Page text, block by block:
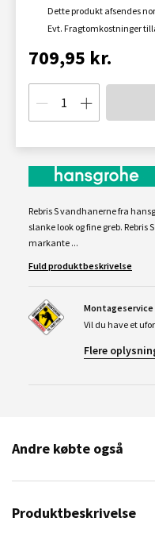
Dette produkt afsendes
Evt. Fragtomkostninger
709,95 kr.
Rebris S vandhanerne fra
slanke look og fine greb.
markante ...
Fuld produktbeskrivelse
Montageservice
Vil du have et
Flere
Andre købte også
Produktbeskrivelse